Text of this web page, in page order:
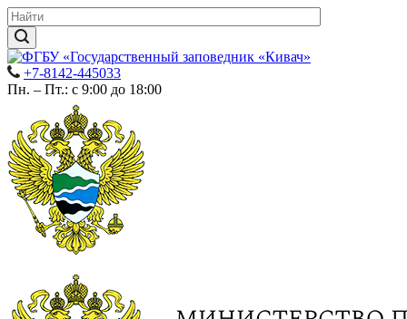
+7-8142-445033
Пн. – Пт.: с 9:00 до 18:00